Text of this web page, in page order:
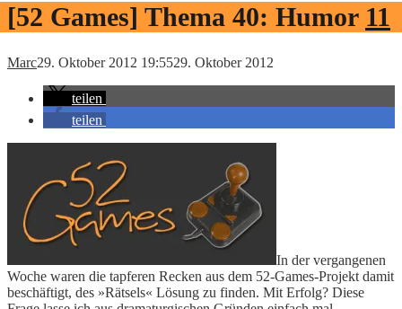
[52 Games] Thema 40: Humor 11
Marc29. Oktober 2012 19:5529. Oktober 2012
teilen
teilen
In der vergangenen
Woche waren die tapferen Recken aus dem 52-Games-Projekt damit
beschäftigt, des »Rätsels« Lösung zu finden. Mit Erfolg? Diese